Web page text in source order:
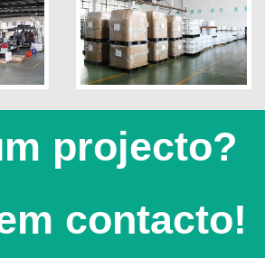
projecto?
contacto!